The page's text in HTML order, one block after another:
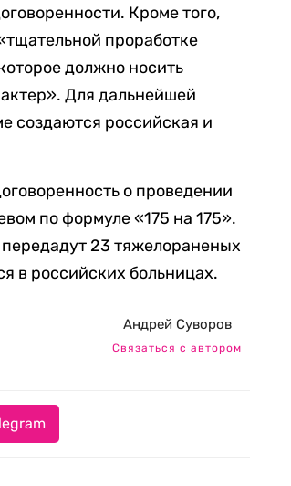
Кроме того,
проработке
должно носить
Для дальнейшей
создаются российская и
о проведении
по формуле «175 на 175».
23 тяжелораненых
в российских больницах.
Андрей Суворов
Связаться с автором